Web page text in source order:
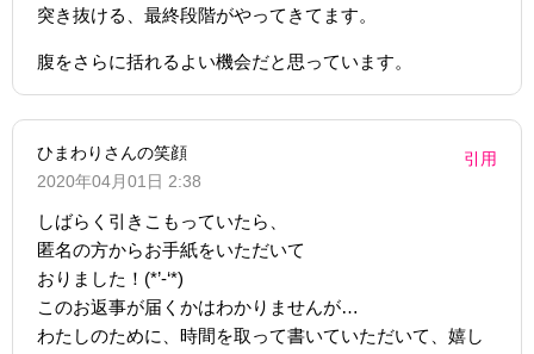
突き抜ける、最終段階がやってきてます。
腹をさらに括れるよい機会だと思っています。
ひまわりさんの笑顔
2020年04月01日 2:38
引用
しばらく引きこもっていたら、
匿名の方からお手紙をいただいて
おりました！(*’-‘*)
このお返事が届くかはわかりませんが…
わたしのために、時間を取って書いていただいて、嬉し